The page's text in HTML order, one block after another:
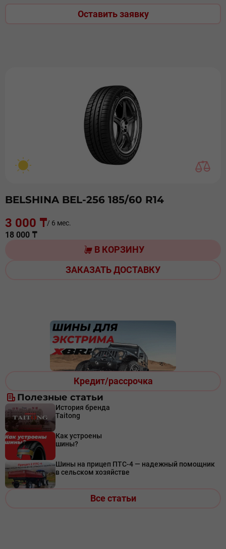
Кредит/рассрочка
Полезные статьи
История бренда
Taitong
Как устроены
шины?
Шины на прицеп ПТС-4 — надежный помощник
в сельском хозяйстве
Все статьи
Оставить заявку
BELSHINA BEL-256 185/60 R14
3 000 ₸/ 6 мес.
18 000 ₸
В КОРЗИНУ
ЗАКАЗАТЬ ДОСТАВКУ